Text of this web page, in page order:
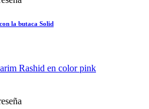
la butaca Solid